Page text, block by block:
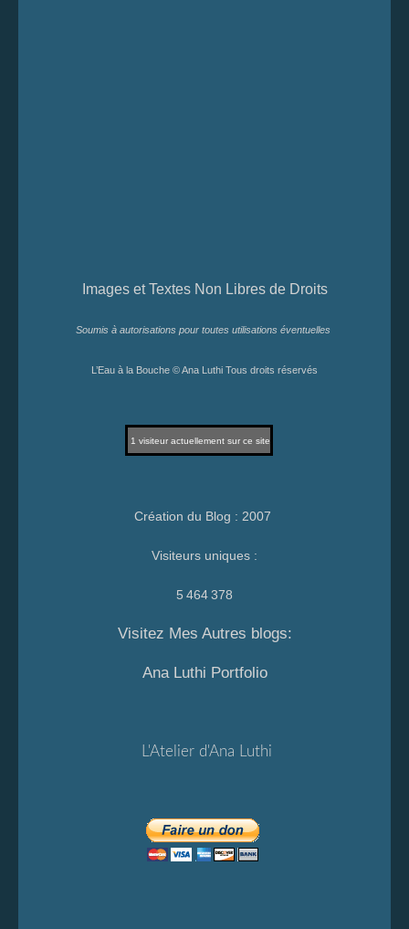
Images et Textes Non Libres de Droits
Soumis à autorisations pour toutes utilisations éventuelles
L’Eau à la Bouche © Ana Luthi Tous droits réservés
1 visiteur actuellement sur ce site
Création du Blog : 2007
Visiteurs uniques :
5 464 378
Visitez Mes Autres blogs:
Ana Luthi Portfolio
L'Atelier d'Ana Luthi